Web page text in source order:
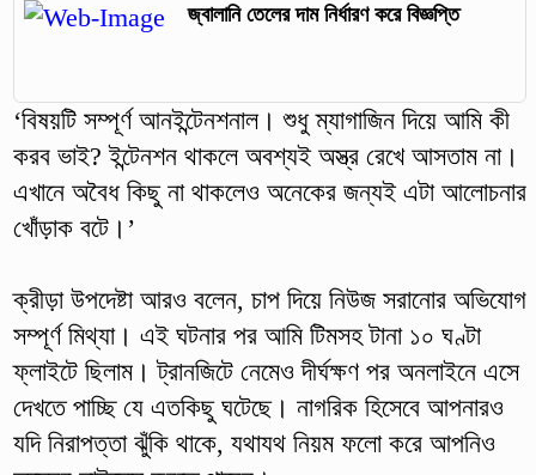
জ্বালানি তেলের দাম নির্ধারণ করে বিজ্ঞপ্তি
‘বিষয়টি সম্পূর্ণ আনইন্টেনশনাল। শুধু ম্যাগাজিন দিয়ে আমি কী
করব ভাই? ইন্টেনশন থাকলে অবশ্যই অস্ত্র রেখে আসতাম না।
এখানে অবৈধ কিছু না থাকলেও অনেকের জন্যই এটা আলোচনার
খোঁড়াক বটে।’
ক্রীড়া উপদেষ্টা আরও বলেন, চাপ দিয়ে নিউজ সরানোর অভিযোগ
সম্পূর্ণ মিথ্যা। এই ঘটনার পর আমি টিমসহ টানা ১০ ঘণ্টা
ফ্লাইটে ছিলাম। ট্রানজিটে নেমেও দীর্ঘক্ষণ পর অনলাইনে এসে
দেখতে পাচ্ছি যে এতকিছু ঘটেছে। নাগরিক হিসেবে আপনারও
যদি নিরাপত্তা ঝুঁকি থাকে, যথাযথ নিয়ম ফলো করে আপনিও